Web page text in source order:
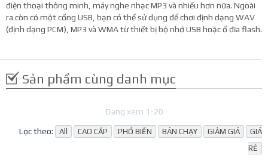
điện thoại thông minh, máy nghe nhạc MP3 và nhiều hơn nữa. Ngoài
ra còn có một cổng USB, bạn có thể sử dụng để chơi định dạng WAV
(định dạng PCM), MP3 và WMA từ thiết bị bộ nhớ USB hoặc ổ đĩa flash.
Sản phẩm cùng danh mục
Đang xem 1-20
Lọc theo: All CAO CẤP PHỔ BIẾN BÁN CHẠY GIẢM GIÁ
GIÁ
RẺ